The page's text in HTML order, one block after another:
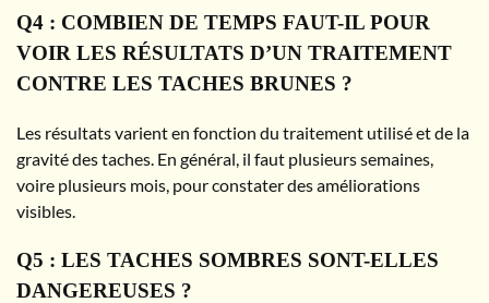
Q4 : COMBIEN DE TEMPS FAUT-IL POUR
VOIR LES RÉSULTATS D’UN TRAITEMENT
CONTRE LES TACHES BRUNES ?
Les résultats varient en fonction du traitement utilisé et de la
gravité des taches. En général, il faut plusieurs semaines,
voire plusieurs mois, pour constater des améliorations
visibles.
Q5 : LES TACHES SOMBRES SONT-ELLES
DANGEREUSES ?